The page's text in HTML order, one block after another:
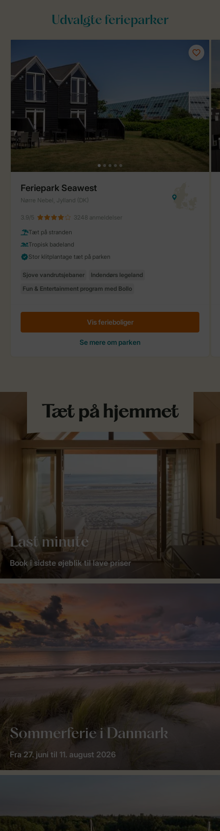
Last minute
Book i sidste øjeblik til lave priser
Sommerferie i Danmark
Fra 27. juni til 11. august 2026